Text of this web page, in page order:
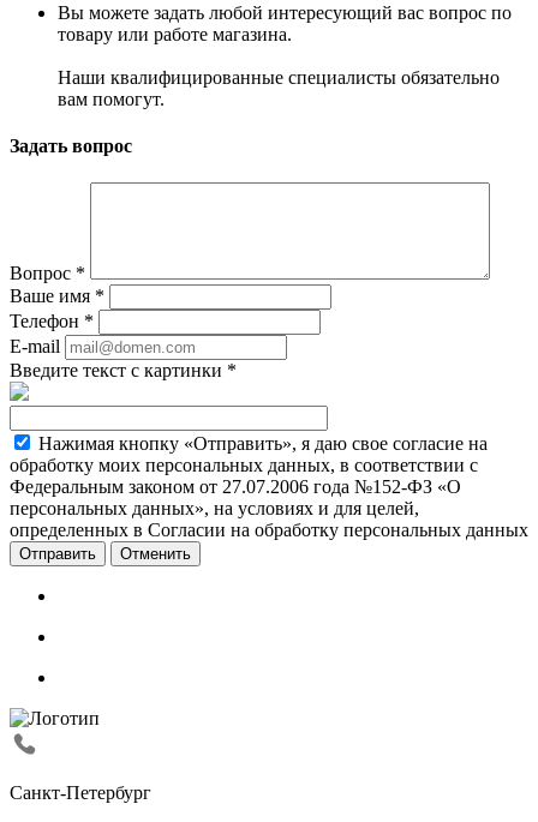
Вы можете задать любой интересующий вас вопрос по
товару или работе магазина.
Наши квалифицированные специалисты обязательно
вам помогут.
Задать вопрос
Вопрос *
Ваше имя *
Телефон *
E-mail
Введите текст с картинки *
Нажимая кнопку «Отправить», я даю свое согласие на
обработку моих персональных данных, в соответствии с
Федеральным законом от 27.07.2006 года №152-ФЗ «О
персональных данных», на условиях и для целей,
определенных в Согласии на обработку персональных данных
Отменить
Санкт-Петербург